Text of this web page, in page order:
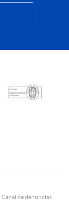
Canal de denuncias